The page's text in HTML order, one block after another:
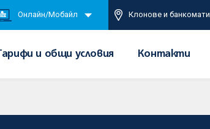
Онлайн/Мобайл Клонове и банкомати
Тарифи и общи условия Контакти